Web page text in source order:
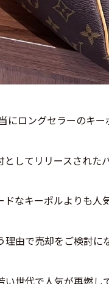
にロングセラーのキー
してリリースされた
なキーポルよりも人
由で売却をご検討に
世代で人気が再燃し